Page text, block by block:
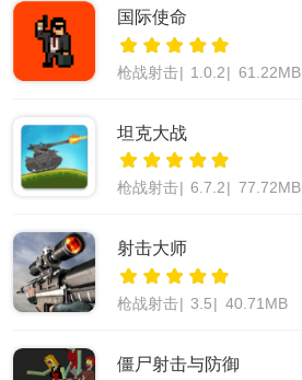
国际使命
枪战射击 1.0.2 61.22MB
坦克大战
枪战射击 6.7.2 77.72MB
射击大师
枪战射击 3.5 40.71MB
僵尸射击与防御